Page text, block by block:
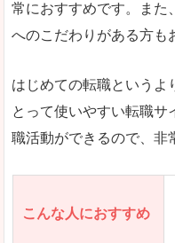
求人数が
求人を含ん
常におすすめです。また、
へのこだわりがある方も
はじめての転職というよ
とって使いやすい転職サ
職活動ができるので、非
こんな人におすすめ